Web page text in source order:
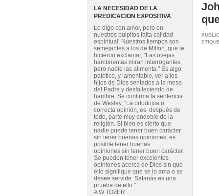
LA NECESIDAD DE LA
PREDICACION EXPOSITIVA
Lo digo con amor, pero en
nuestros pulpitos falta calidad
espiritual. Nuestros tiempos son
semejantes a los de Milton, que le
hicieron exclamar, "Las ovejas
hambrientas miran interrogantes,
pero nadie las alimenta." Es algo
patético, y lamentable, ver a los
hijos de Dios sentados a la mesa
del Padre y desfalleciendo de
hambre. Se confirma la sentencia
de Wesley, "La ortodoxia o
correcta opinión, es, después de
todo, parte muy endeble de la
religión. Si bien es cierto que
nadie puede tener buen carácter
sin tener buenas opiniones, es
posible tener buenas
opiniones sin tener buen carácter.
Se pueden tener excelentes
opiniones acerca de Dios sin que
ello signifique que se lo ama o se
desee servirle. Satanás es una
prueba de ello."
A W TOZER